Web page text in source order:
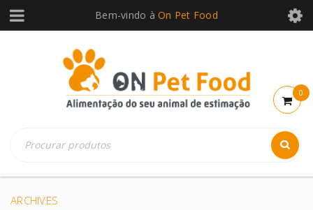
Bem-vindo àOn Pet Food
0
ARCHIVES